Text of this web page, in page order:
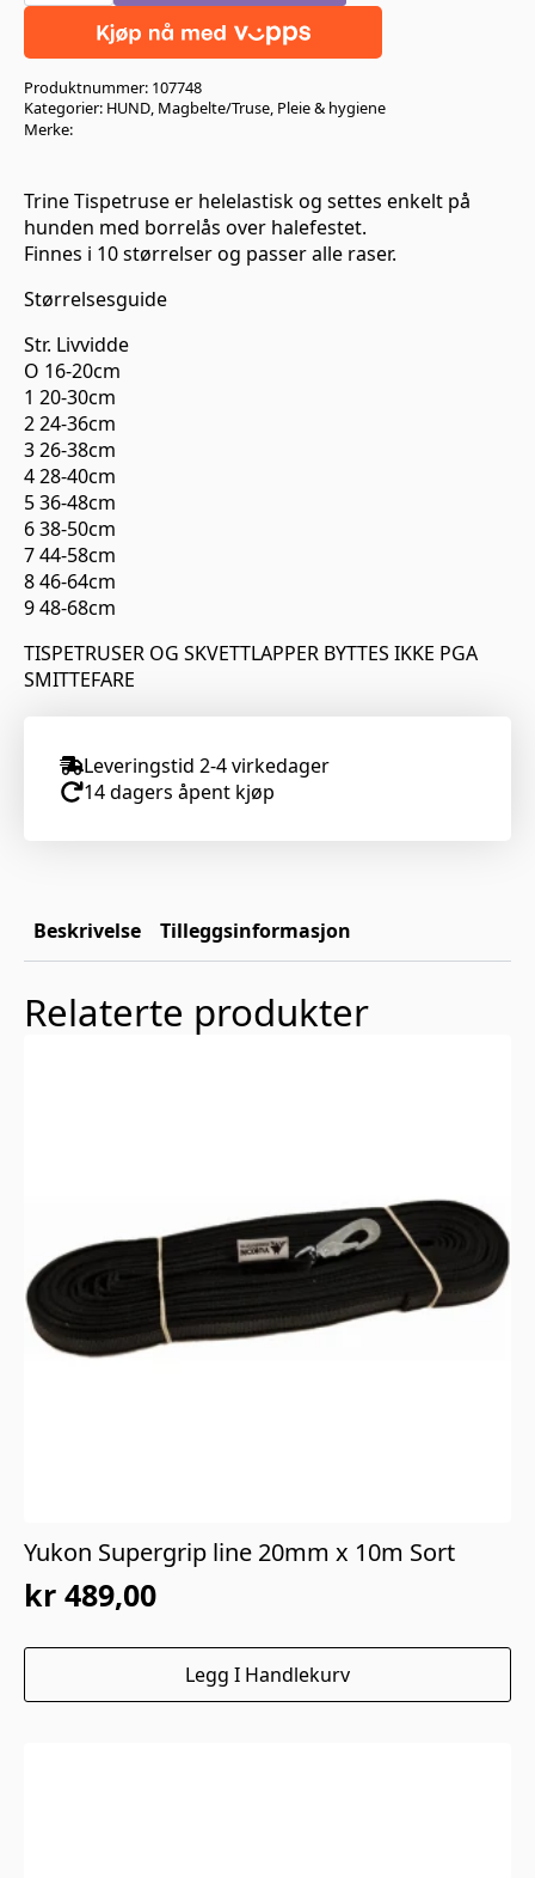
antall
Produktnummer: 107748
Kategorier: HUND, Magbelte/Truse, Pleie & hygiene
Merke:
Trine Tispetruse er helelastisk og settes enkelt på
hunden med borrelås over halefestet.
Finnes i 10 størrelser og passer alle raser.
Størrelsesguide
Str. Livvidde
O 16-20cm
1 20-30cm
2 24-36cm
3 26-38cm
4 28-40cm
5 36-48cm
6 38-50cm
7 44-58cm
8 46-64cm
9 48-68cm
TISPETRUSER OG SKVETTLAPPER BYTTES IKKE PGA
SMITTEFARE
Leveringstid 2-4 virkedager
14 dagers åpent kjøp
Beskrivelse Tilleggsinformasjon
Relaterte produkter
Yukon Supergrip line 20mm x 10m Sort
kr 489,00
Legg I Handlekurv